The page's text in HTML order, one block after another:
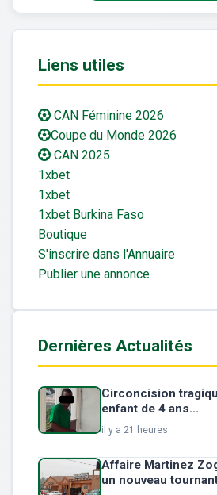
Liens utiles
CAN Féminine 2026
Coupe du Monde 2026
CAN 2025
1xbet
1xbet
1xbet Burkina Faso
Boutique
S'inscrire dans l'Annuaire
Publier une annonce
Dernières Actualités
Circoncision
enfant de 4 ans...
il y a 21 heures
Affaire Martinez
un nouveau